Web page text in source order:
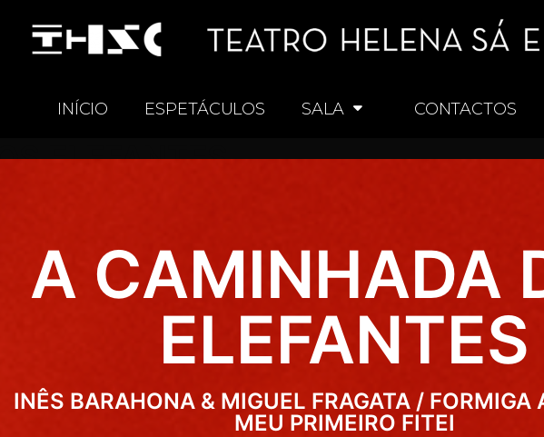
INÍCIO ESPETÁCULOS SALA CONTACTOS
ELEFANTES
A CAMINHADA
ELEFANTES
INÊS BARAHONA & MIGUEL FRAGATA / FORMIGA
MEU PRIMEIRO FITEI